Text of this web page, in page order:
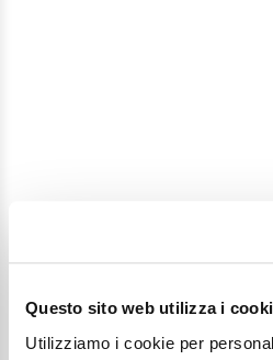
Questo sito web utilizza i
Utilizziamo i cookie per